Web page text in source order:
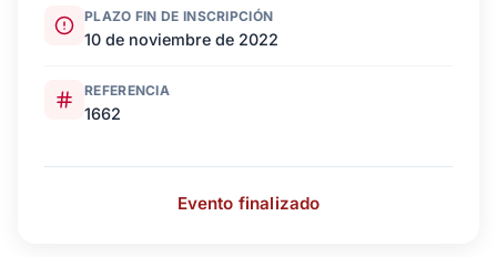
PLAZO FIN DE INSCRIPCIÓN
10 de noviembre de 2022
REFERENCIA
1662
Evento finalizado